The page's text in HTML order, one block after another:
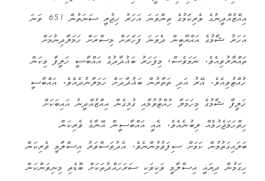
އިއްޒުއްދީނުގެ ވެރިކަަމުގެ ތިންވަނަ އަހަރު ހިޖުރީ ސަނަތުން 651 ވަނަ
އަހަރު ޝާމުގެ އައްޔޫބީން ދެވަނަ ފަހަަރަށް މިސްރަށް ހަމަލާދިނުމަށް
ތައްޔާރުވިއެވެ. ނަމަވެސް، މިފަހަރު ބަޣުދާދުގެ އައްބާސީ ޚަލީފާ މިކަން
ހުއްޓުވިއެވެ. އޭރު އަދި ތަތާރުން ބަޣުދާދަށް ހަމަލާނުދެއެވެ. އައްބާސީ
ޚަލީފާ ޝާމުގެ މިހަމަލާ ހުއްޓުވުމާއި ގުޅިގެން އިއްޒުއްދީނު އައިބަކަށް
ހިތްހަމަޖެހުމެއް ލިބުނެއެވެ. އެއީ އައްބާސީން އޭނާގެ ވެރިކަން
ބަލައިގަތުމުން ކަމަށް ސިފަވުމުންނެވެ. އެދުވަސްވަރު އިސްލާމީ ވެރިކަން
ހިގަމުން ދިޔައީ އިސްލާމީ ވަކިވަކި ސަރަހައްދުތަކަށް ބޮޑެތި މިނިވަންކަން